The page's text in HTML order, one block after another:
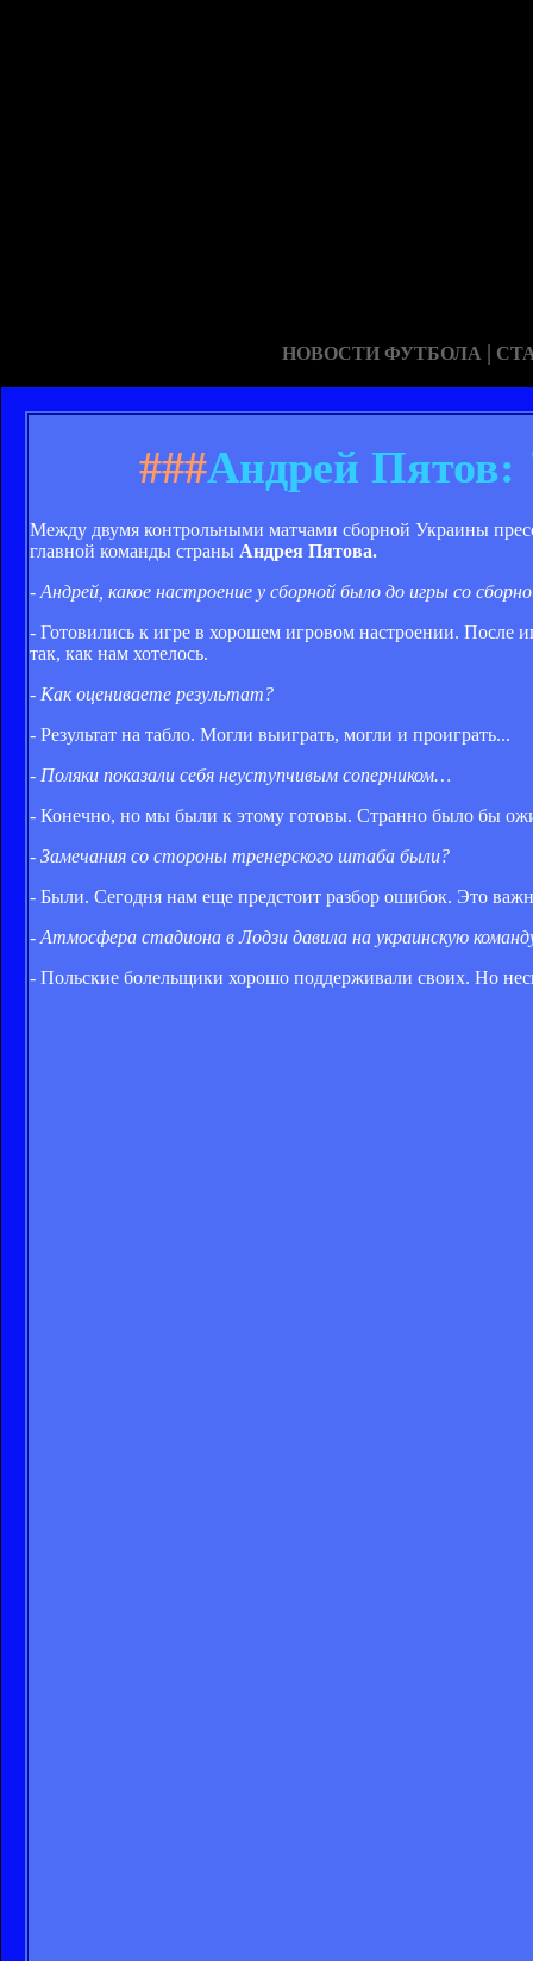
НОВОСТИ ФУТБОЛА |
###Андрей Пятов:
Между двумя контрольными матчами сборной Украины
главной команды страны Андрея Пятова.
- Андрей, какое настроение у сборной было до игры со
- Готовились к игре в хорошем игровом настроении. После
так, как нам хотелось.
- Как оцениваете результат?
- Результат на табло. Могли выиграть, могли и проиграть...
- Поляки показали себя неуступчивым соперником…
- Конечно, но мы были к этому готовы. Странно было бы
- Замечания со стороны тренерского штаба были?
- Были. Сегодня нам еще предстоит разбор ошибок. Это
- Атмосфера стадиона в Лодзи давила на украинскую
- Польские болельщики хорошо поддерживали своих. Но